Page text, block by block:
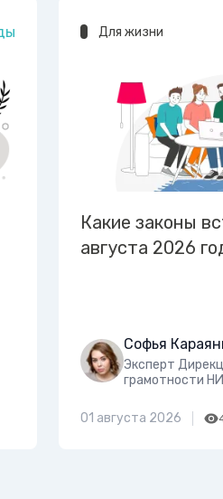
Для жизни
Какие законы
августа 2026
Софья
Эксперт
грамотности
01 августа 2026